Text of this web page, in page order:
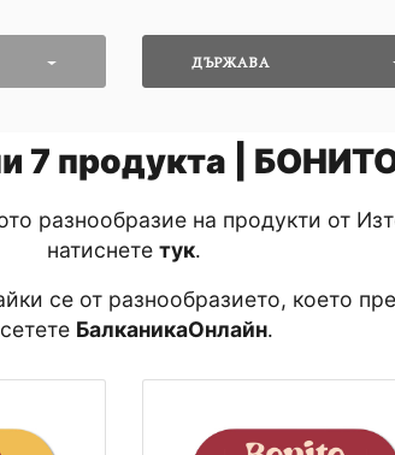
ДЪРЖАВА
7 продукта |
разнообразие на продукти от
натиснете тук․
се от разнообразието, което
БалканикаОнлайн․